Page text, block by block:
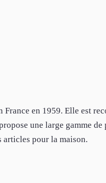
en 1959. Elle est
une large gamme
articles pour la maison.